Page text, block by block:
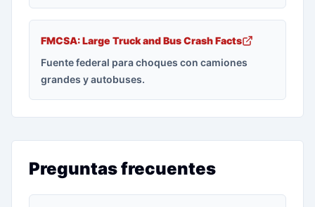
FMCSA: Large Truck and Bus Crash Facts
Fuente federal para choques con camiones
grandes y autobuses.
Preguntas frecuentes